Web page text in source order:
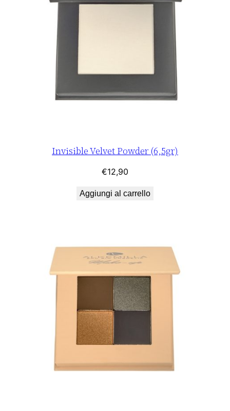
Invisible Velvet Powder (6,5gr)
€12,90
Aggiungi al carrello